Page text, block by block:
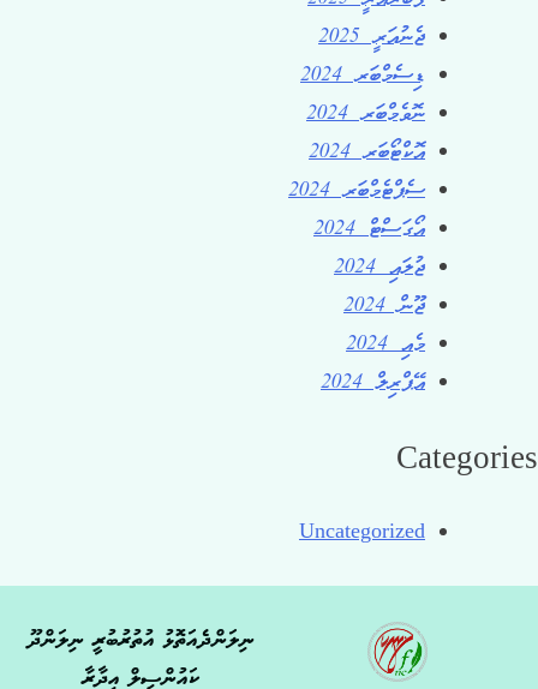
ޖެނުއަރީ 2025
ޑިސެމްބަރ 2024
ނޮވެމްބަރ 2024
އޮކްޓޯބަރ 2024
ސެޕްޓެމްބަރ 2024
އޯގަސްޓް 2024
ޖުލައި 2024
ޖޫން 2024
މެއި 2024
އޭޕްރިލް 2024
Categories
Uncategorized
ނިލަންދެއަތޮޅު އުތުރުބުރީ ނިލަންދޫ
ކައުންސިލް އިދާރާ